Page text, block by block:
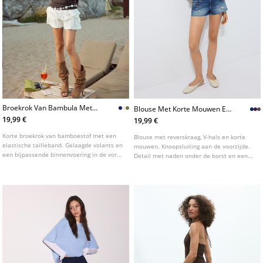
Broekrok Van Bambula Met
Volants L01261250
19,99 €
Korte broekrok van bamboestof met een
elastische tailleband. Gelaagde volants en
een bijpassende binnenvoering in de vorm
Blouse Met Korte Mouwen En
Deelnaden Onder De Borst
19,99 €
Blouse met reverskraag, V-hals en korte
mouwen. Knoopsluiting aan de voorzijde.
Detail met naden onder de borst en een